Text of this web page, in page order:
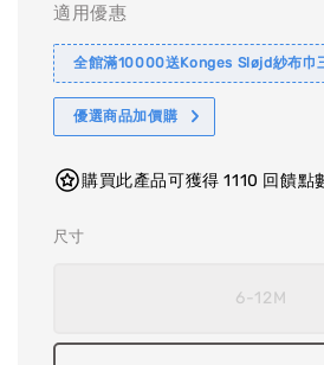
適用優惠
全館滿10000送Konges Sløjd紗布巾
優選商品加價購
購買此產品可獲得 1110 回饋點
尺寸
6-12M